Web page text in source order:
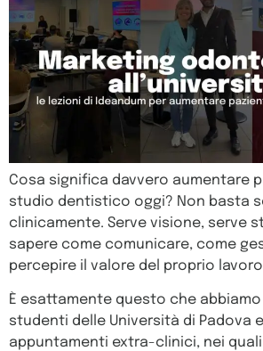
Cosa significa davvero aumentare
studio dentistico oggi? Non basta
clinicamente. Serve visione, serve
sapere come comunicare, come
percepire il valore del proprio
È esattamente questo che
studenti delle Università di Padova
appuntamenti extra-clinici, nei